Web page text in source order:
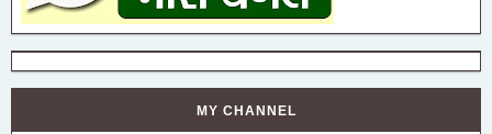
MY CHANNEL